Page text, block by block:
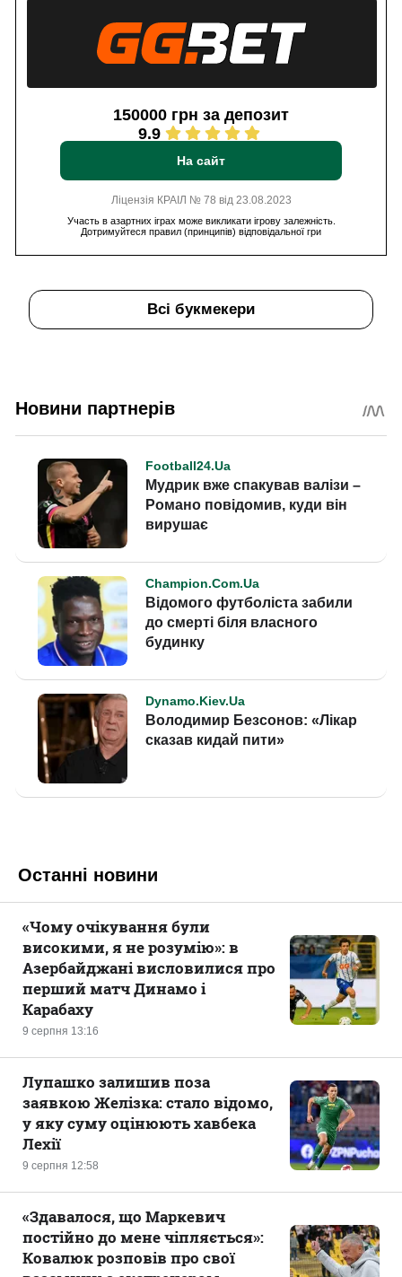
150000 грн за депозит
9.9
На сайт
Ліцензія КРАІЛ № 78 від 23.08.2023
Участь в азартних іграх може викликати ігрову залежність.
Дотримуйтеся правил (принципів) відповідальної гри
Всі букмекери
Останні новини
9 серпня 13:16
«Чому очікування були
високими, я не розумію»: в
Азербайджані висловилися про
перший матч Динамо і
Карабаху
9 серпня 12:58
Лупашко залишив поза
заявкою Желізка: стало відомо,
у яку суму оцінюють хавбека
Лехії
«Здавалося, що Маркевич
постійно до мене чіпляється»:
Ковалюк розповів про свої